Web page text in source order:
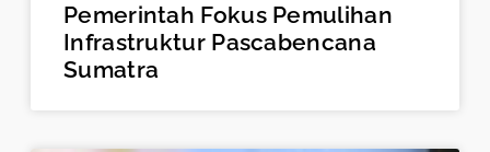
Pemerintah Fokus Pemulihan
Infrastruktur Pascabencana
Sumatra